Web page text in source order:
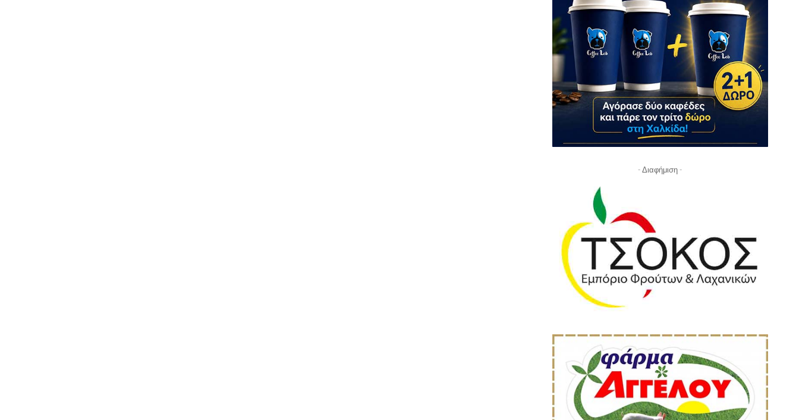
- Διαφήμιση -